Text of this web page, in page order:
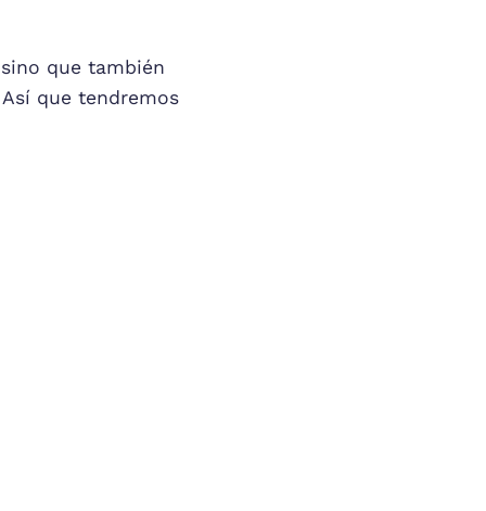
que también
que tendremos